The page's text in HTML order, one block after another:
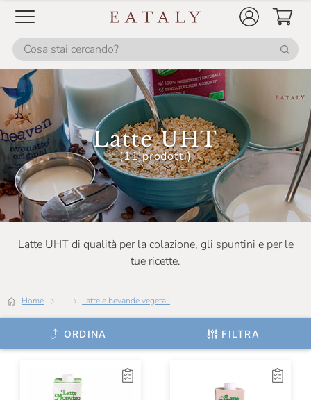
Latte UHT
(11 prodotti)
Latte UHT di qualità per la colazione, gli spuntini e per le
tue ricette.
Home ... Latte e bevande vegetali
ORDINA FILTRA